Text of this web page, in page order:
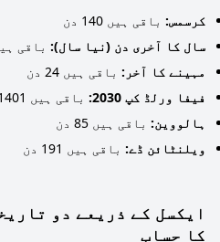
کرسمس: باقی ہیں 140 دن
سال کا آخری دن (نیا سال): باقی ہیں
مہینے کا آخر: باقی ہیں 24 دن
فیفا ورلڈ کپ 2030:
باقی ہیں 1401 دن
ہالووین: باقی ہیں 85 دن
ویلنٹائن ڈے: باقی ہیں 191 دن
ایکسل کے ذریعے دو
کا حساب